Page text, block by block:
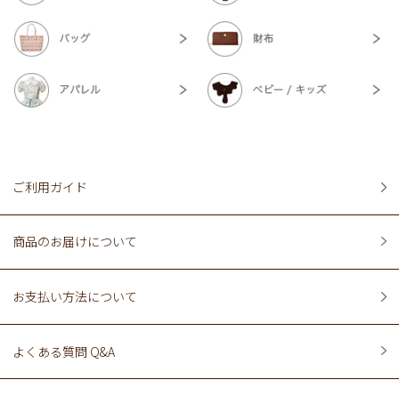
ご利用ガイド
商品のお届けについて
お支払い方法について
よくある質問 Q&A